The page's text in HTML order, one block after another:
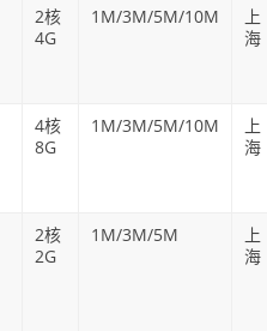
2核
4G
1M/3M/5M/10M
上
海
4核
8G
1M/3M/5M/10M
上
海
2核
2G
1M/3M/5M
上
海